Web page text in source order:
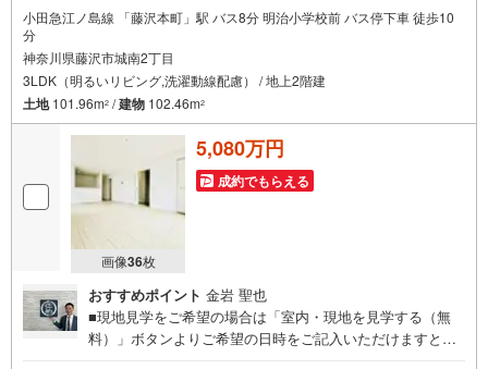
小田急江ノ島線 「藤沢本町」駅 バス8分 明治小学校前 バス停下車 徒歩10
分
神奈川県藤沢市城南2丁目
3LDK（明るいリビング,洗濯動線配慮） / 地上2階建
土地101.96m2 /建物 102.46m2
画像36枚
5,080万円
成約でもらえる
おすすめポイント 金岩 聖也
■現地見学をご希望の場合は「室内・現地を見学する（無
料）」ボタンよりご希望の日時をご記入いただけますとス